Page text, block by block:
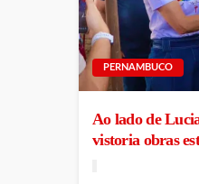
PERNAMBUCO
Ao lado de
vistoria obras